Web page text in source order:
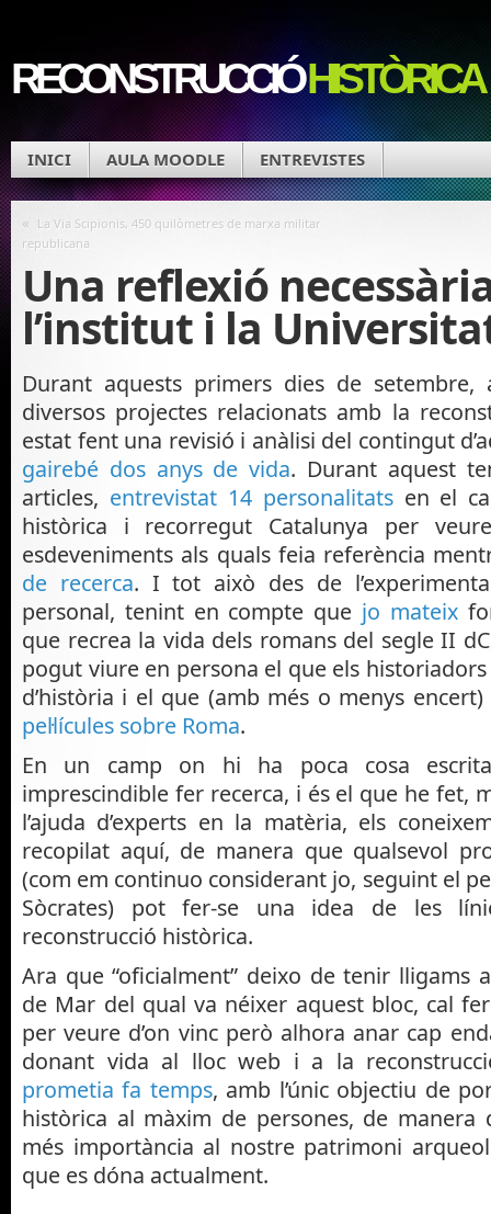
RECONSTRUCCIÓHISTÒRICA
INICI AULA MOODLE ENTREVISTES
« La Via Scipionis, 450 quilòmetres de marxa militar
republicana
Una reflexió
l’institut i la
Durant aquests primers dies de
diversos projectes relacionats amb la
estat fent una revisió i anàlisi del contingut
gairebé dos anys de vida. Durant aquest
articles, entrevistat 14 personalitatsen el
històrica i recorregut Catalunya per
esdeveniments als quals feia referència
de recerca. I tot això des de
personal, tenint en compte que jo mateix
que recrea la vida dels romans del segle II
pogut viure en persona el que els
d’història i el que (amb més o menys encert)
pel·lícules sobre Roma.
En un camp on hi ha poca cosa
imprescindible fer recerca, i és el que he fet,
l’ajuda d’experts en la matèria, els
recopilat aquí, de manera que qualsevol
(com em continuo considerant jo, seguint el
Sòcrates) pot fer-se una idea de les
reconstrucció històrica.
Ara que “oficialment” deixo de tenir lligams
de Mar del qual va néixer aquest bloc, cal
per veure d’on vinc però alhora anar cap
donant vida al lloc web i a la
prometia fa temps, amb l’únic objectiu de
històrica al màxim de persones, de manera
més importància al nostre patrimoni
que es dóna actualment.